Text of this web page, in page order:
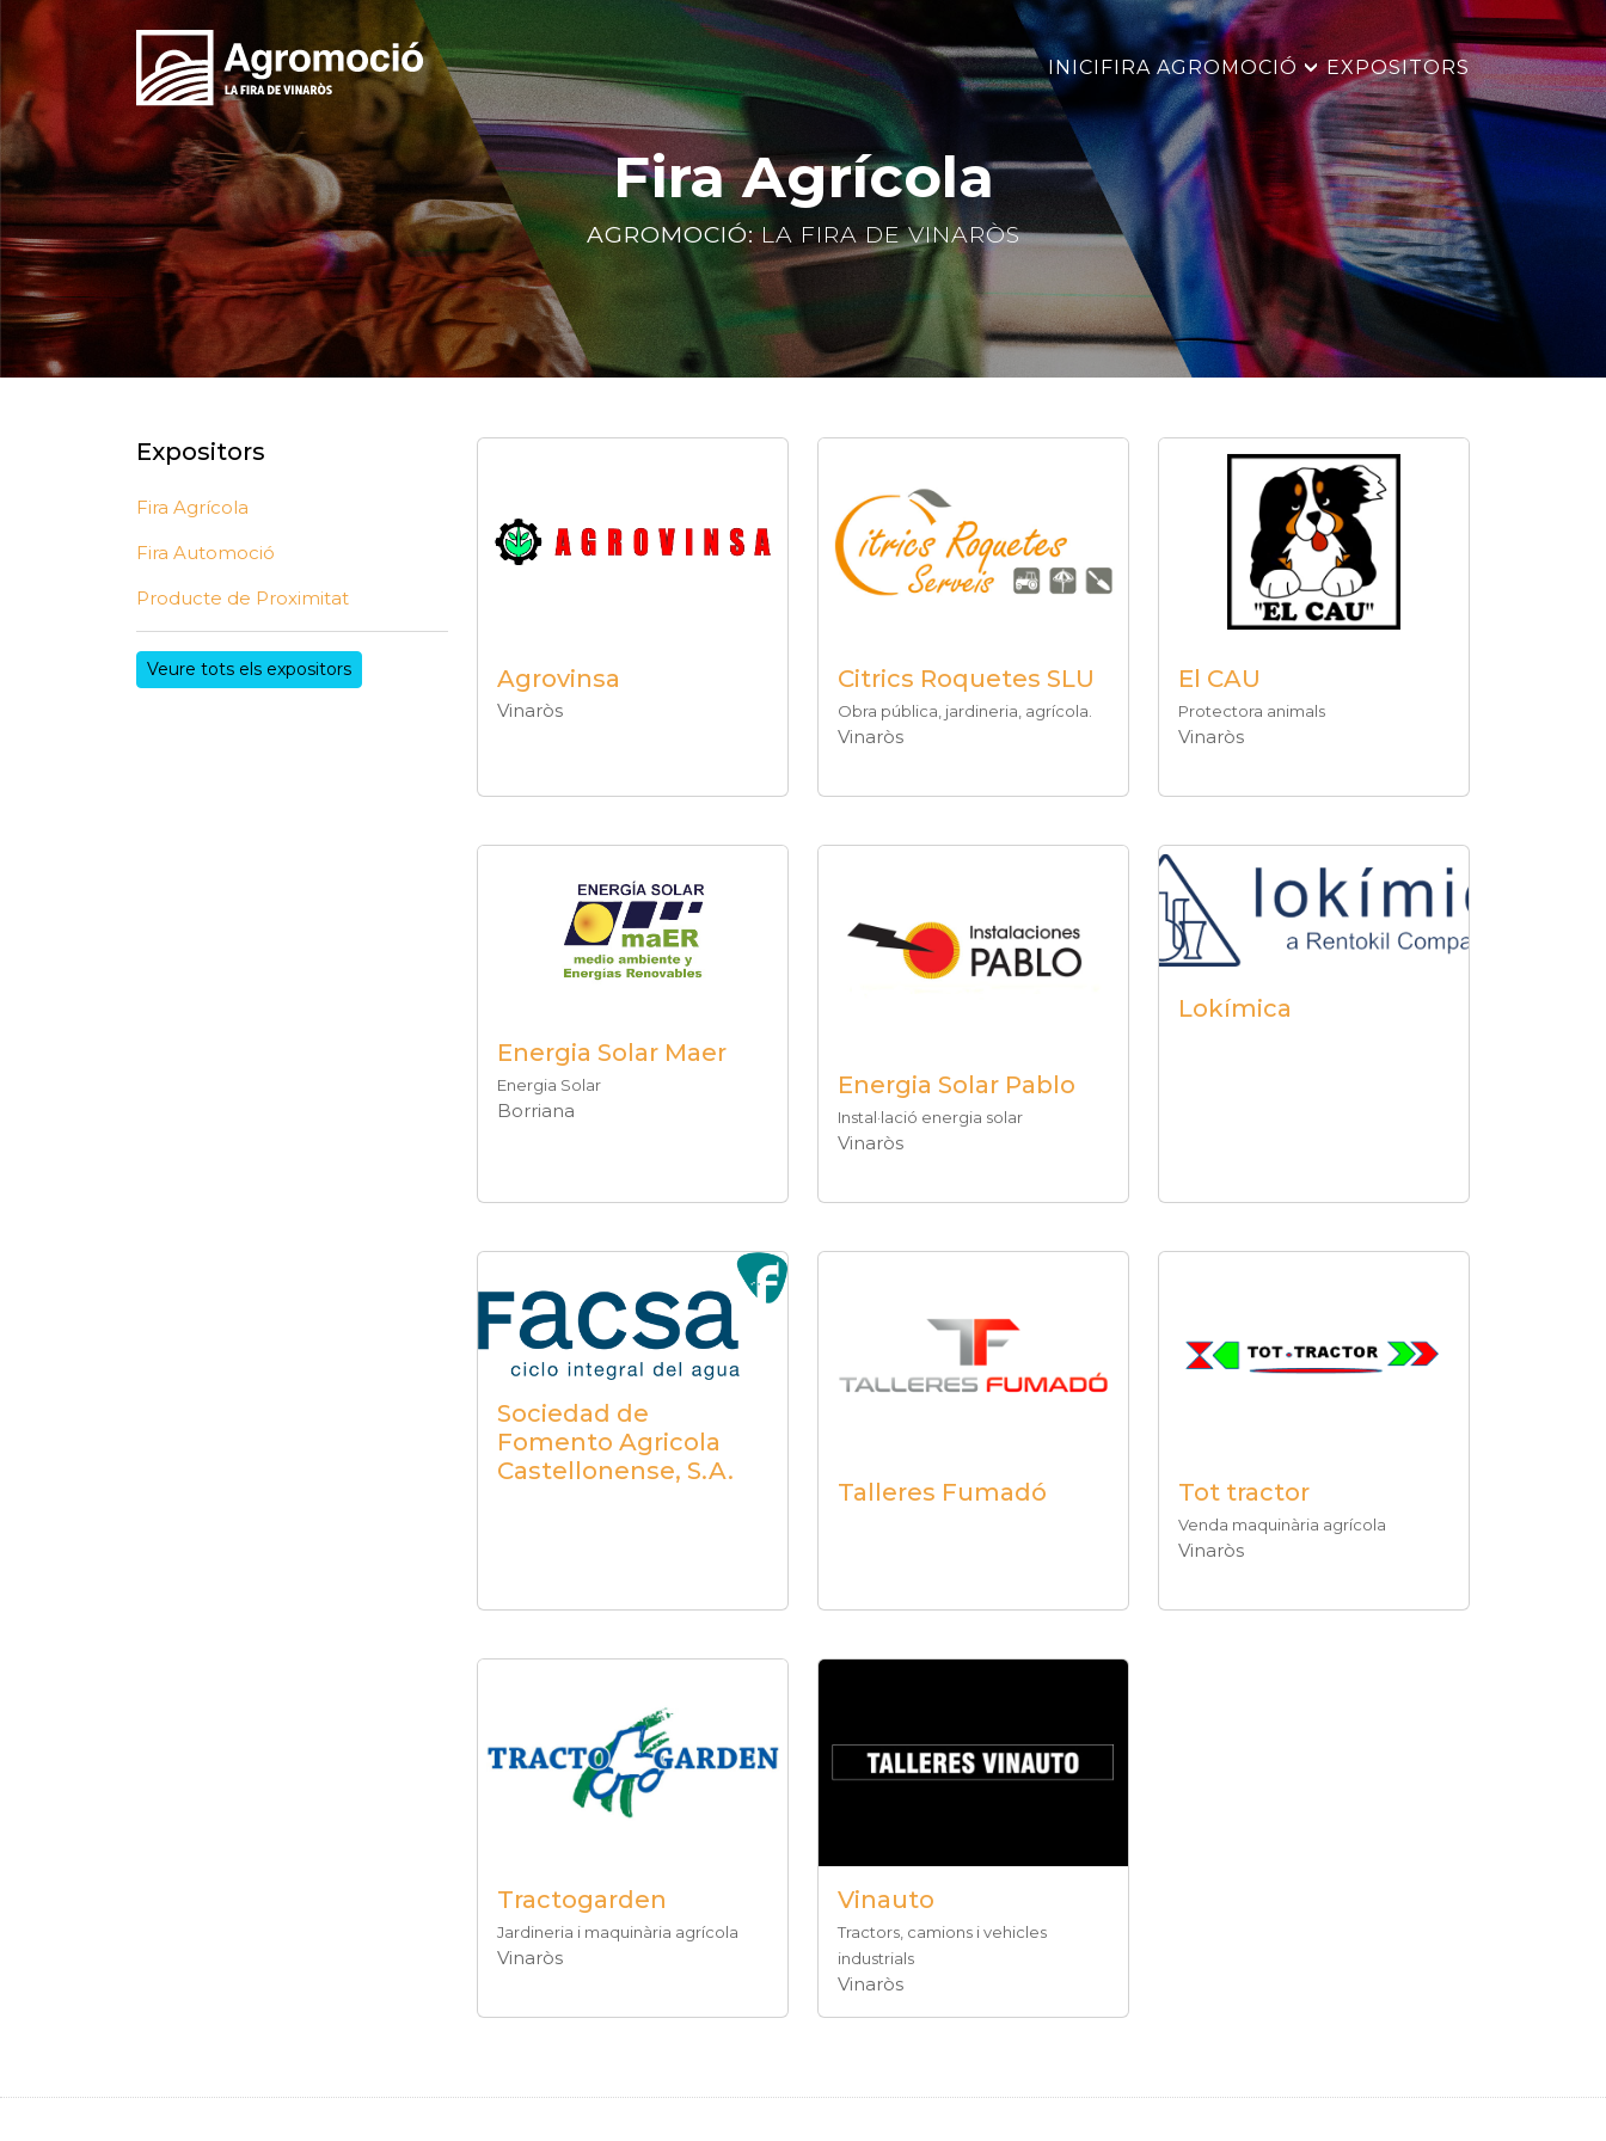
INICI FIRA AGROMOCIÓ EXPOSITORS
Fira Agrícola
AGROMOCIÓ:LA FIRA DE VINARÒS
Expositors
Fira Agrícola
Fira Automoció
Producte de Proximitat
Veure tots els expositors Agrovinsa
Vinaròs
Citrics Roquetes SLU
Obra pública, jardineria, agrícola.
Vinaròs
El CAU
Protectora animals
Vinaròs
Energia Solar Maer
Energia Solar
Borriana
Energia Solar Pablo
Instal·lació energia solar
Vinaròs
Lokímica
Sociedad de
Fomento Agricola
Castellonense, S.A.
Talleres Fumadó Tot tractor
Venda maquinària agrícola
Vinaròs
Tractogarden
Jardineria i maquinària agrícola
Vinaròs
Vinauto
Tractors, camions i vehicles
industrials
Vinaròs